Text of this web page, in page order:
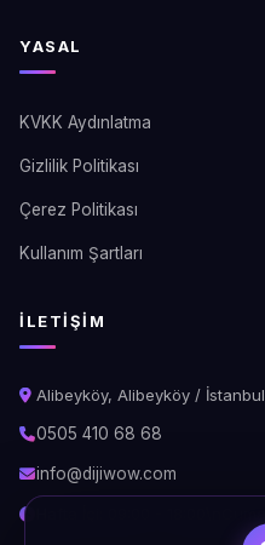
YASAL
KVKK Aydınlatma
Gizlilik Politikası
Çerez Politikası
Kullanım Şartları
İLETIŞIM
Alibeyköy, Alibeyköy / İstanbul
0505 410 68 68
info@dijiwow.com